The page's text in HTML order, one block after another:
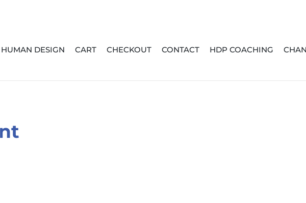
DESIGN CART CHECKOUT CONTACT HDP COACHING